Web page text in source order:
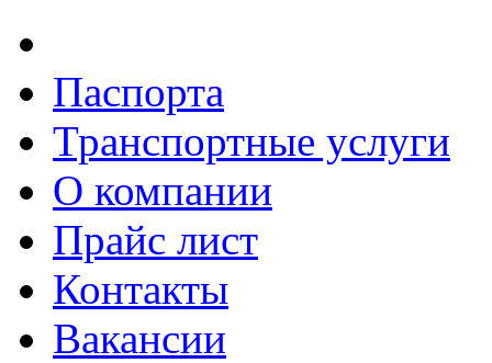
Паспорта
Транспортные услуги
О компании
Прайс лист
Контакты
Вакансии